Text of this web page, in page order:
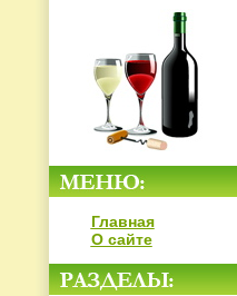
Главная
О сайте